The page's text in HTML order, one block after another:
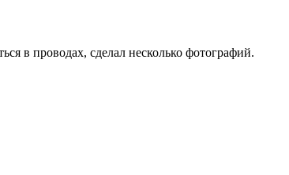
в проводах, сделал несколько фотографий.